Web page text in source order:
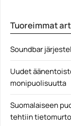
ATX
Tuoreimmat
Soundbar
Uudet
monipuolisuutta
Suomalaiseen
tehtiin tietomurto